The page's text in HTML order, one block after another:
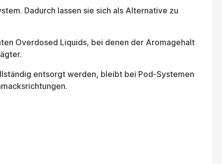
Dadurch lassen sie sich als Alternative zu
Overdosed Liquids, bei denen der Aromagehalt
entsorgt werden, bleibt bei Pod-Systemen